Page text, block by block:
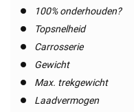
100% onderhouden?
Topsnelheid
Carrosserie
Gewicht
Max. trekgewicht
Laadvermogen